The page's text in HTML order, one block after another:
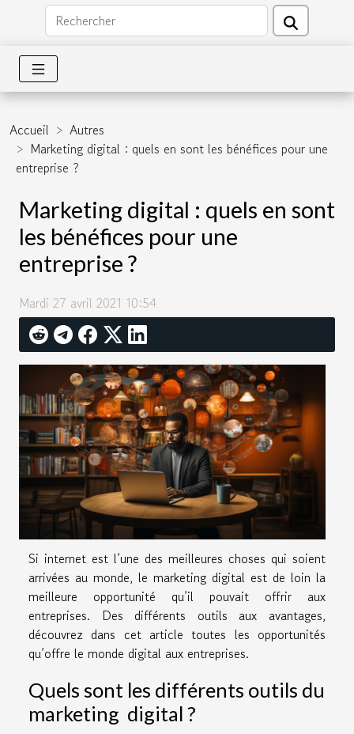
Accueil
Autres
Marketing digital : quels en sont les bénéfices pour une
entreprise ?
Marketing digital : quels en sont
les bénéfices pour une
entreprise ?
Mardi 27 avril 2021 10:54
Si internet est l’une des meilleures choses qui soient
arrivées au monde, le marketing digital est de loin la
meilleure opportunité qu’il pouvait offrir aux
entreprises. Des différents outils aux avantages,
découvrez dans cet article toutes les opportunités
qu’offre le monde digital aux entreprises.
Quels sont les différents outils du
marketing digital ?